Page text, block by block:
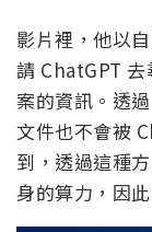
影片裡，他以
請 ChatGPT
案的資訊。透
文件也不會被
到，透過這種
身的算力，因